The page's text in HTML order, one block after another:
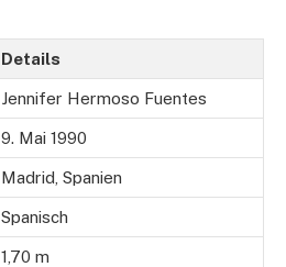
Details
Jennifer Hermoso Fuentes
9. Mai 1990
Madrid, Spanien
Spanisch
1,70 m